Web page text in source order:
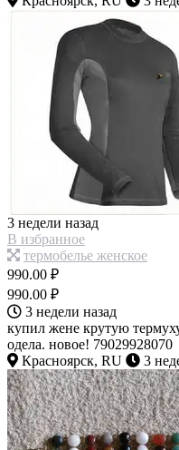
3 недели назад
В избранное
термобелье женское
990.00 ₽
990.00 ₽
3 недели назад
купил жене крутую
одела. новое! 79029928070
Красноярск, RU
3